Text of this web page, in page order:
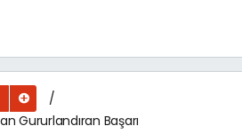
Gururlandıran Başarı